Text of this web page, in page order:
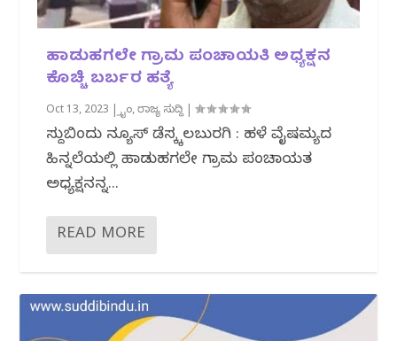
ಹಾಡುಹಗಲೇ ಗ್ರಾಮ ಪಂಚಾಯತಿ ಅಧ್ಯಕ್ಷನ
ಕೊಚ್ಚಿ ಬರ್ಬರ ಹತ್ಯೆ
Oct 13, 2023 |ಕ್ರೈಂ,ರಾಜ್ಯ ಸುದ್ದಿ |
ಸುದ್ದಿಬಿಂದು ನ್ಯೂಸ್ ಡೆಸ್ಕ್ಕಲಬುರಗಿ : ಹಳೆ ವೈಷಮ್ಯದ
ಹಿನ್ನಲೆಯಲ್ಲಿ ಹಾಡುಹಗಲೇ ಗ್ರಾಮ ಪಂಚಾಯತ
ಅಧ್ಯಕ್ಷನನ್ನ...
READ MORE